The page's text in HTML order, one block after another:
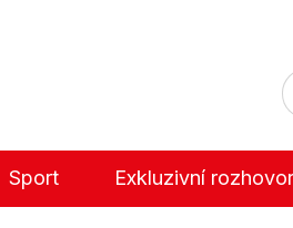
Sport Exkluzivní